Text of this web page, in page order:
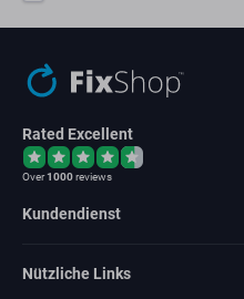
Rated Excellent
Over1000reviews
Kundendienst
Nützliche Links